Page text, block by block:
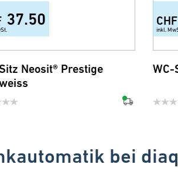
37.50
Neosit® Prestige
CHF
inkl.
bei